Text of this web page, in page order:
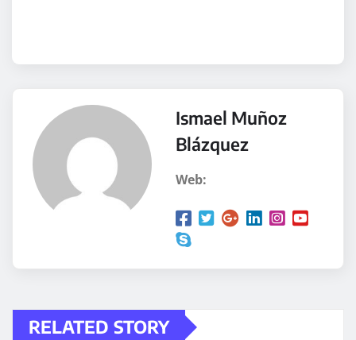
Ismael Muñoz
Blázquez
Web:
RELATED STORY